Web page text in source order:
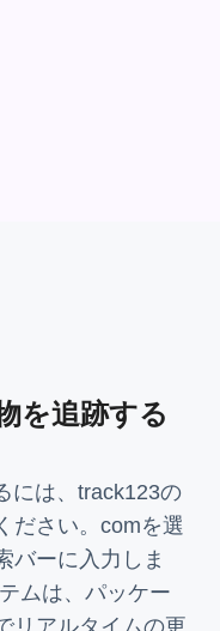
を追跡する
には、track123の
ださい。comを選
バーに入力しま
ムは、パッケー
リアルタイムの更